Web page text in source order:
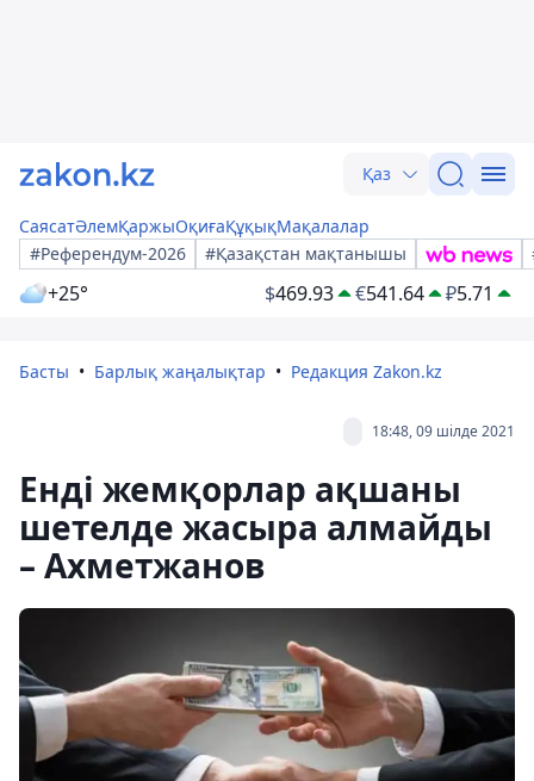
Қаз
СаясатӘлемҚаржыОқиғаҚұқықМақалалар
#Референдум-2026
#Қазақстан мақтанышы
+25° $469.93 €541.64 ₽5.71
Басты Барлық жаңалықтар Редакция Zakon.kz
18:48, 09 шілде 2021
Енді жемқорлар ақшаны
шетелде жасыра алмайды
– Ахметжанов